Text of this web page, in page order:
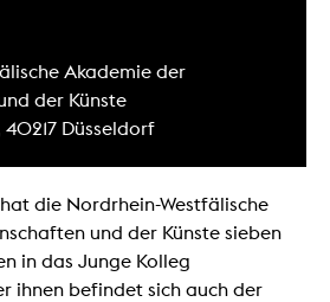
Akademie der
der Künste
40217 Düsseldorf
die Nordrhein-Westfälische
und der Künste sieben
in das Junge Kolleg
ihnen befindet sich auch der